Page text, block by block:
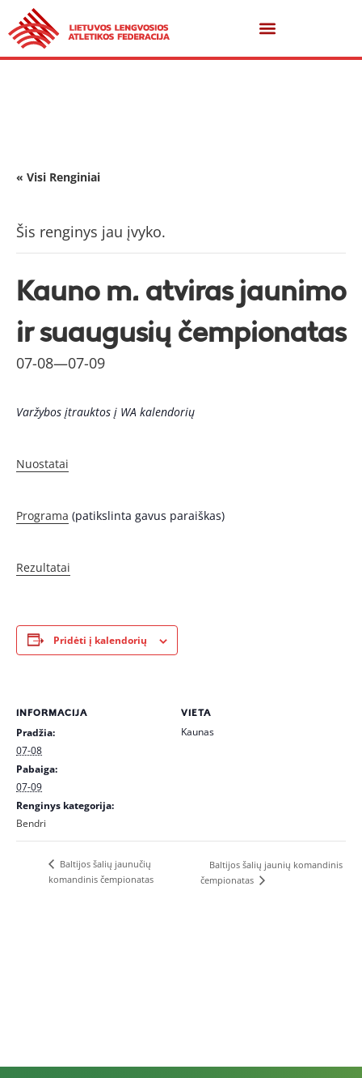
« Visi Renginiai
Šis renginys jau įvyko.
Kauno m. atviras jaunimo
ir suaugusių čempionatas
07-08—07-09
Varžybos įtrauktos į WA kalendorių
Nuostatai
Programa (patikslinta gavus paraiškas)
Rezultatai
Pridėti į kalendorių
INFORMACIJA
Pradžia:
07-08
Pabaiga:
07-09
Renginys kategorija:
Bendri
VIETA
Kaunas
Baltijos šalių jaunučių
komandinis čempionatas
Baltijos šalių jaunių komandinis
čempionatas